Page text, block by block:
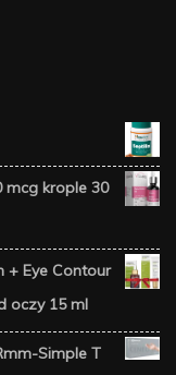
mcg krople 30
+ Eye Contour
oczy 15 ml
Simple T